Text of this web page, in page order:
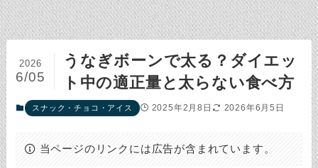
うなぎボーンで太る？ダイエッ
ト中の適正量と太らない食べ方
2026
6/05
スナック・チョコ・アイス 2025年2月8日 2026年6月5日
当ページのリンクには広告が含まれています。